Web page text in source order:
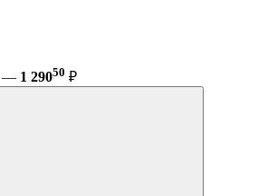
— 1 29050 ₽